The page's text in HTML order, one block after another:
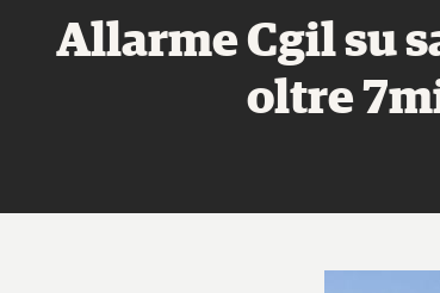
Allarme Cgil su
oltre